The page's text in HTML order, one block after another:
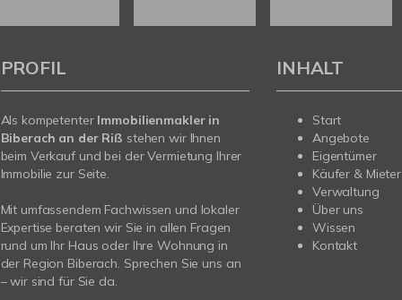
PROFIL
Als kompetenter Immobilienmakler in
Biberach an der Riß stehen wir Ihnen
beim Verkauf und bei der Vermietung Ihrer
Immobilie zur Seite.
Mit umfassendem Fachwissen und lokaler
Expertise beraten wir Sie in allen Fragen
rund um Ihr Haus oder Ihre Wohnung in
der Region Biberach. Sprechen Sie uns an
– wir sind für Sie da.
INHALT
Start
Angebote
Eigentümer
Käufer & Mieter
Verwaltung
Über uns
Wissen
Kontakt